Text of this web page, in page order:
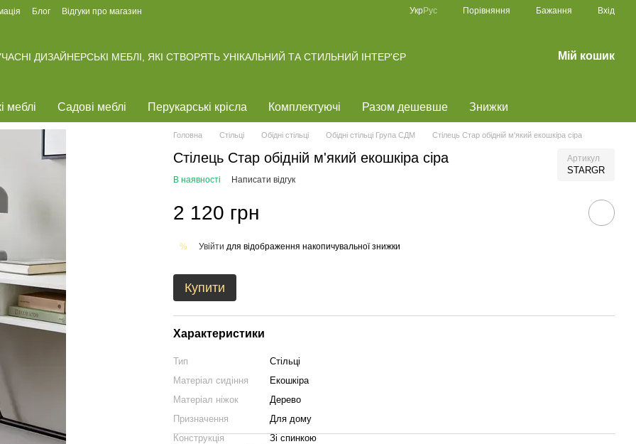
Блог Відгуки про магазин УкрРус Порівняння Бажання Вхід
ДИЗАЙНЕРСЬКІ МЕБЛІ, ЯКІ СТВОРЯТЬ УНІКАЛЬНИЙ ТА СТИЛЬНИЙ ІНТЕР'ЄР Мій кошик
меблі Садові меблі Перукарські крісла Комплектуючі Разом дешевше Знижки
Головна Стільці Обідні стільці Обідні стільці Група СДМ Стілець Стар обідній м'який екошкіра сіра
Стілець Стар обідній м'який екошкіра сіра Артикул
STARGR
В наявності Написати відгук
2 120 грн
% Увійти для відображення накопичувальної знижки
Купити
Характеристики
Тип
Стільці
Матеріал сидіння
Екошкіра
Матеріал ніжок
Дерево
Призначення
Для дому
Конструкція
Зі спинкою